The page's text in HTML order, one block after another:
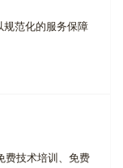
范化的服务保障
费技术培训、免费